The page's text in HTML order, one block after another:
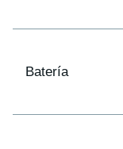
Batería